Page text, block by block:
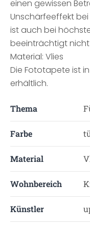
einen gewissen
Unschärfeeffekt
ist auch bei
beeinträchtigt nicht
Material: Vlies
Die Fototapete ist
erhältlich.
Thema
Farbe
Material
Wohnbereich
Künstler